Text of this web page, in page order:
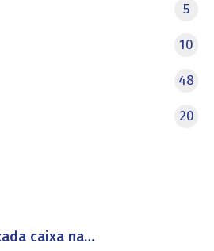
5
10
48
20
caixa na…